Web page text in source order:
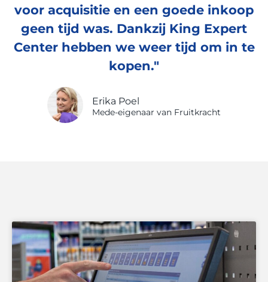
voor acquisitie en een goede inkoop
geen tijd was. Dankzij King Expert
Center hebben we weer tijd om in te
kopen."
Erika Poel
Mede-eigenaar van Fruitkracht